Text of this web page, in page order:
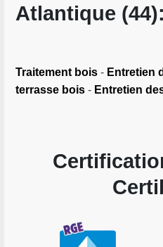
Atlantique (44):
Traitement bois - Entretien
terrasse bois - Entretien